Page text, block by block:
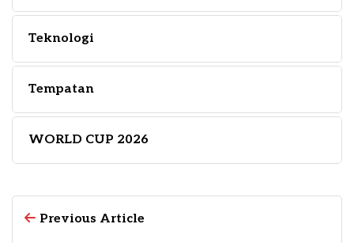
Teknologi
Tempatan
WORLD CUP 2026
Previous Article